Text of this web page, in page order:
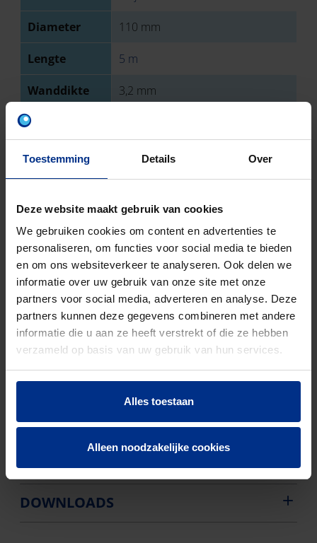
Toestemming Details Over
Deze website maakt gebruik van cookies
We gebruiken cookies om content en advertenties te
personaliseren, om functies voor social media te bieden
en om ons websiteverkeer te analyseren. Ook delen we
informatie over uw gebruik van onze site met onze
partners voor social media, adverteren en analyse. Deze
partners kunnen deze gegevens combineren met andere
informatie die u aan ze heeft verstrekt of die ze hebben
verzameld op basis van uw gebruik van hun services.
Alles toestaan
Alleen noodzakelijke cookies
Diameter 110 mm
Lengte 5 m
Wanddikte 3,2 mm
Type
aansluiting 1
SN 8
EN-norm NBN EN 1401
Keurmerk BENOR
EN-norm NBN EN 1329
Aantal stuks 85
Bruto
8348
Discount
O01
DOWNLOADS